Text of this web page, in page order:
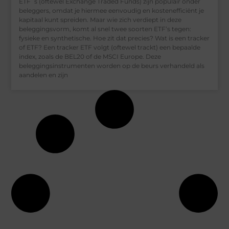
beleggers, omdat je hiermee eenvoudig en kostenefficiënt je
kapitaal kunt spreiden. Maar wie zich verdiept in deze
beleggingsvorm, komt al snel twee soorten ETF’s tegen:
fysieke en synthetische. Hoe zit dat precies? Wat is een tracker
of ETF? Een tracker ETF volgt (oftewel trackt) een bepaalde
index, zoals de BEL20 of de MSCI Europe. Deze
beleggingsinstrumenten worden op de beurs verhandeld als
aandelen en zijn